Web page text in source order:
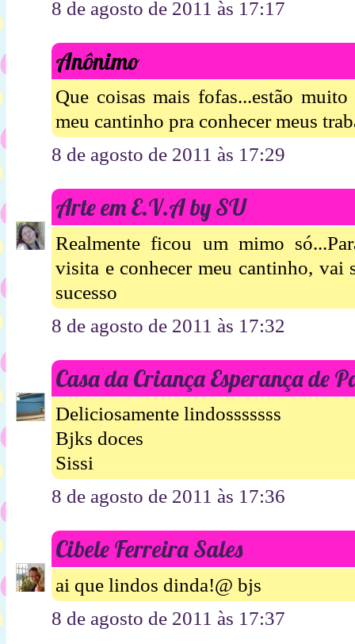
8 de agosto de 2011 às 17:17
Anônimo
Que coisas mais fofas...estão
meu cantinho pra conhecer meus
8 de agosto de 2011 às 17:29
Arte em E.V.A by SU
Realmente ficou um mimo
visita e conhecer meu cantinho, vai
sucesso
8 de agosto de 2011 às 17:32
Casa da Criança Esperança de
Deliciosamente lindosssssss
Bjks doces
Sissi
8 de agosto de 2011 às 17:36
Cibele Ferreira Sales
ai que lindos dinda!@ bjs
8 de agosto de 2011 às 17:37